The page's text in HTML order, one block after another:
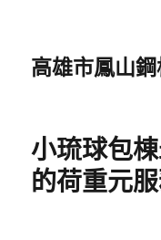
高雄市鳳山
小琉球包
的荷重元